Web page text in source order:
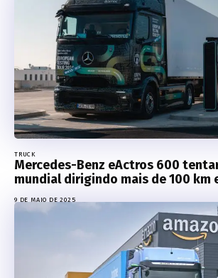
TRUCK
Mercedes-Benz eActros 600
mundial dirigindo mais de 100 km
9 DE MAIO DE 2025